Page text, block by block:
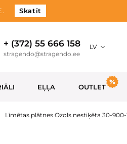
Skatīt
+ (372) 55 666 158
stragendo@stragendo.ee
LV
EĻĻA OUTLET
Līmētas plātnes Ozols nestiķēta 30-